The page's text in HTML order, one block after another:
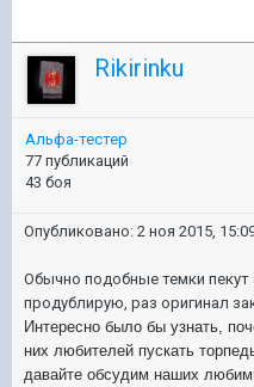
Rikirinku
Альфа-тестер
77 публикаций
43 боя
Опубликовано: 2 ноя 2015,
Обычно подобные темки
продублирую, раз оригинал
Интересно было бы узнать,
них любителей пускать
давайте обсудим наших